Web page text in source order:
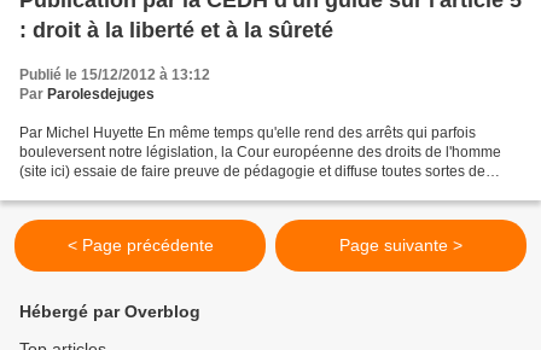
: droit à la liberté et à la sûreté
Publié le 15/12/2012 à 13:12
Par Parolesdejuges
Par Michel Huyette En même temps qu'elle rend des arrêts qui parfois
bouleversent notre législation, la Cour européenne des droits de l'homme
(site ici) essaie de faire preuve de pédagogie et diffuse toutes sortes de
< Page précédente Page suivante >
Hébergé par Overblog